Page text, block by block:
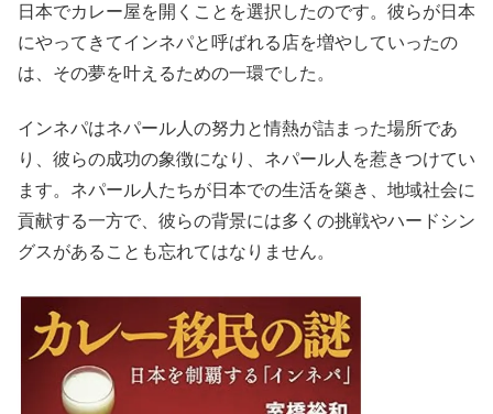
日本でカレー屋を開くことを選択したのです。彼らが日本
にやってきてインネパと呼ばれる店を増やしていったの
は、その夢を叶えるための一環でした。
インネパはネパール人の努力と情熱が詰まった場所であ
り、彼らの成功の象徴になり、ネパール人を惹きつけてい
ます。ネパール人たちが日本での生活を築き、地域社会に
貢献する一方で、彼らの背景には多くの挑戦やハードシン
グスがあることも忘れてはなりません。